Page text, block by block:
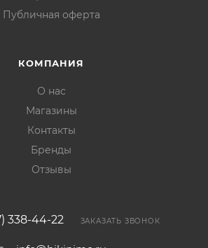
Публичная оферта
КОМПАНИЯ
О нас
Магазины
Контакты
Бренды
Отзывы
338-44-22 ЗАКАЗАТЬ ЗВОНОК